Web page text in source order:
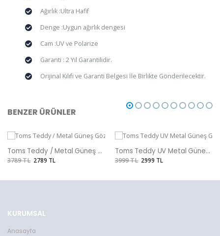
Ağırlık :Ultra Hafif
Denge :Uygun ağırlık dengesi
Cam :UV ve Polarize
Garanti : 2 Yıl Garantilidir.
Orijinal Kılıfı ve Garanti Belgesi İle Birlikte Gönderilecektir.
BENZER ÜRÜNLER
Toms Teddy / Metal Güneş Gözlüğü
3789 TL 2789 TL
Toms Teddy UV Metal Güneş Gözlüğü
3999 TL 2999 TL
KURUMSAL
Anasayfa